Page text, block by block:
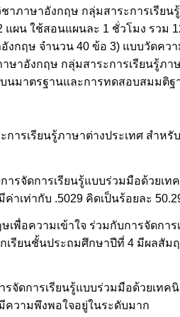
าภาษาอังกฤษ กลุ่มสาระการเรียน
ผน ใช้สอนแผนละ 1 ชั่วโมง รวม
งกฤษ จำนวน 40 ข้อ 3) แบบวัดคว
ษาอังกฤษ กลุ่มสาระการเรียนรู้ภา
บนมาตรฐานและการทดสอบสมมติ
ารเรียนรู้ภาษาต่างประเทศ สำห
รจัดการเรียนรู้แบบร่วมมือด้วยเท
าเท่ากับ .5029 คิดเป็นร้อยละ
พื่อความเข้าใจ ร่วมกับการจัดกา
รียนชั้นประถมศึกษาปีที่ 4 มีผลสัม
จัดการเรียนรู้แบบร่วมมือด้วยเทค
ความพึงพอใจอยู่ในระดับมาก